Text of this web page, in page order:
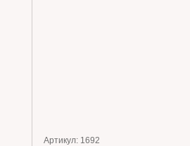
Артикул: 1692